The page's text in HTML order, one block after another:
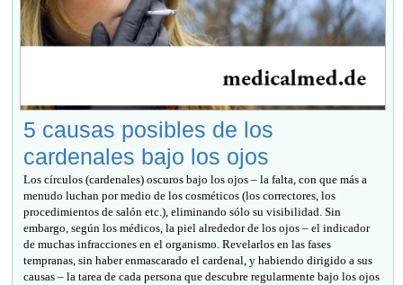
5 causas posibles de los
cardenales bajo los ojos
Los círculos (cardenales) oscuros bajo los ojos – la falta, con que más a
menudo luchan por medio de los cosméticos (los correctores, los
procedimientos de salón etc.), eliminando sólo su visibilidad. Sin
embargo, según los médicos, la piel alrededor de los ojos – el indicador
de muchas infracciones en el organismo. Revelarlos en las fases
tempranas, sin haber enmascarado el cardenal, y habiendo dirigido a sus
causas – la tarea de cada persona que descubre regularmente bajo los ojos